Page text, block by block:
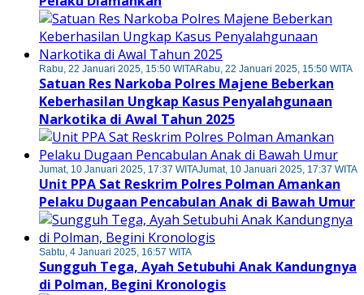
Rabu, 22 Januari 2025, 15:50 WITARabu, 22 Januari 2025, 15:50 WITA
Satuan Res Narkoba Polres Majene Beberkan
Keberhasilan Ungkap Kasus Penyalahgunaan
Narkotika di Awal Tahun 2025
Jumat, 10 Januari 2025, 17:37 WITAJumat, 10 Januari 2025, 17:37 WITA
Unit PPA Sat Reskrim Polres Polman Amankan
Pelaku Dugaan Pencabulan Anak di Bawah Umur
Sabtu, 4 Januari 2025, 16:57 WITA
Sungguh Tega, Ayah Setubuhi Anak Kandungnya
di Polman, Begini Kronologis